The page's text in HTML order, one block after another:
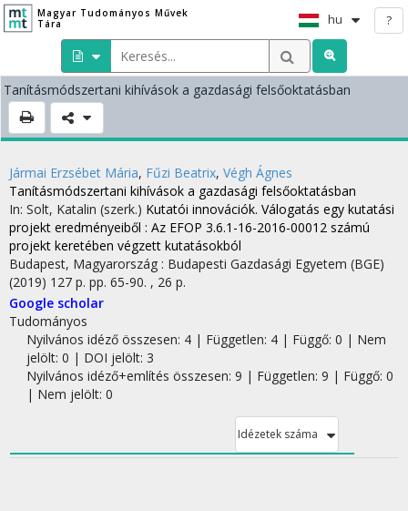
Magyar Tudományos Művek
Tára
hu ?
Tanításmódszertani kihívások a gazdasági felsőoktatásban
Jármai Erzsébet Mária, Fűzi Beatrix, Végh Ágnes
Tanításmódszertani kihívások a gazdasági felsőoktatásban
In: Solt, Katalin (szerk.) Kutatói innovációk. Válogatás egy kutatási
projekt eredményeiből : Az EFOP 3.6.1-16-2016-00012 számú
projekt keretében végzett kutatásokból
Budapest, Magyarország : Budapesti Gazdasági Egyetem (BGE)
(2019) 127 p. pp. 65-90. , 26 p.
Google scholar
Tudományos
Nyilvános idéző összesen: 4| Független: 4 | Függő: 0 | Nem
jelölt: 0 | DOI jelölt: 3
Nyilvános idéző+említés összesen: 9 | Független: 9 | Függő: 0
| Nem jelölt: 0
Idézetek száma